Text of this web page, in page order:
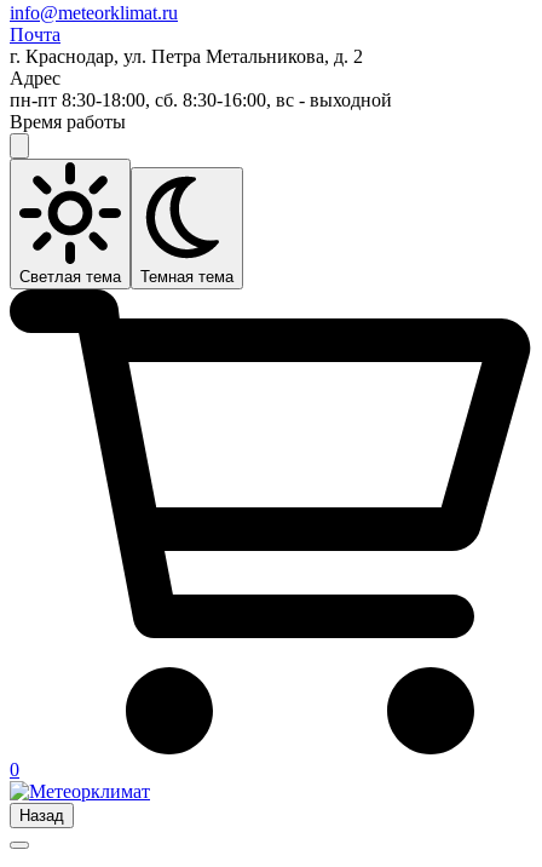
info@meteorklimat.ru
Почта
г. Краснодар, ул. Петра Метальникова, д. 2
Адрес
пн-пт 8:30-18:00, сб. 8:30-16:00, вс - выходной
Время работы
Светлая тема Темная тема
0
Назад